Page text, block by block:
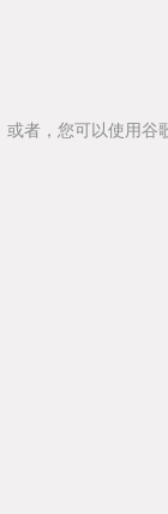
者，您可以使用谷